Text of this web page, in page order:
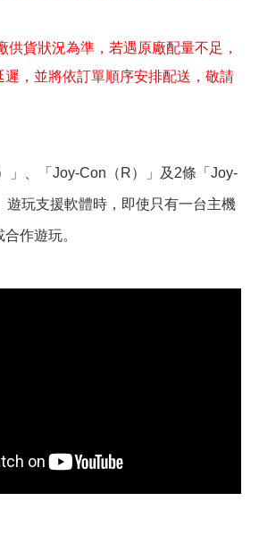
貨狀況為準，若遇原廠配量不足，
遲，並將依訂單順序安排配送，敬請
」、「Joy-Con（R）」及2條「Joy-
遊玩支援軟體時，即使只有一台主機
作遊玩。